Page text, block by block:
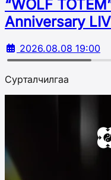
“WOLF
Аnniversary
2026.08.08 19:00
Сурталчилгаа